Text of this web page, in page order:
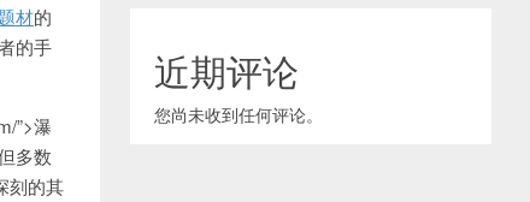
材的
的手
”>瀑
多数
刻的其
近期评论
您尚未收到任何评论。